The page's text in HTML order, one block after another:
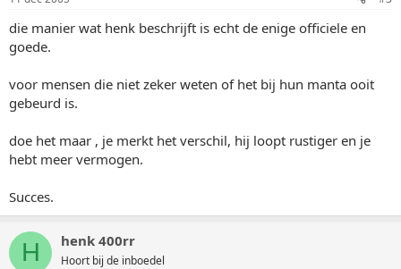
die manier wat henk beschrijft is echt de enige officiele en
goede.
voor mensen die niet zeker weten of het bij hun manta ooit
gebeurd is.
doe het maar , je merkt het verschil, hij loopt rustiger en je
hebt meer vermogen.
Succes.
H henk 400rr
Hoort bij de inboedel